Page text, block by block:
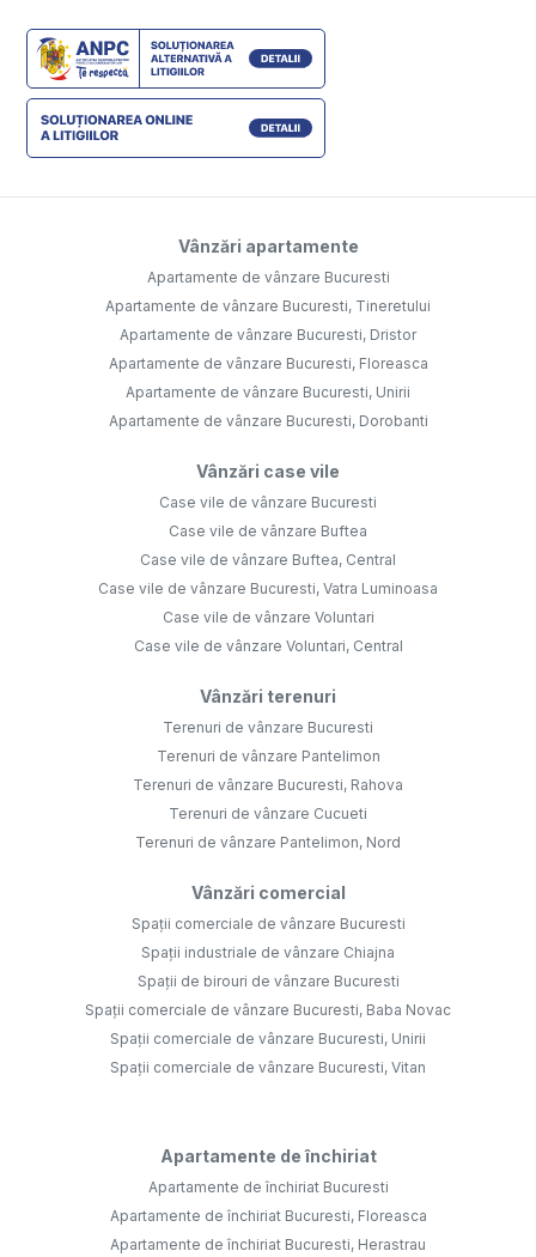
Vânzări apartamente
Apartamente de vânzare Bucuresti
Apartamente de vânzare Bucuresti, Tineretului
Apartamente de vânzare Bucuresti, Dristor
Apartamente de vânzare Bucuresti, Floreasca
Apartamente de vânzare Bucuresti, Unirii
Apartamente de vânzare Bucuresti, Dorobanti
Vânzări case vile
Case vile de vânzare Bucuresti
Case vile de vânzare Buftea
Case vile de vânzare Buftea, Central
Case vile de vânzare Bucuresti, Vatra Luminoasa
Case vile de vânzare Voluntari
Case vile de vânzare Voluntari, Central
Vânzări terenuri
Terenuri de vânzare Bucuresti
Terenuri de vânzare Pantelimon
Terenuri de vânzare Bucuresti, Rahova
Terenuri de vânzare Cucueti
Terenuri de vânzare Pantelimon, Nord
Vânzări comercial
Spații comerciale de vânzare Bucuresti
Spații industriale de vânzare Chiajna
Spații de birouri de vânzare Bucuresti
Spații comerciale de vânzare Bucuresti, Baba Novac
Spații comerciale de vânzare Bucuresti, Unirii
Spații comerciale de vânzare Bucuresti, Vitan
Apartamente de închiriat
Apartamente de închiriat Bucuresti
Apartamente de închiriat Bucuresti, Floreasca
Apartamente de închiriat Bucuresti, Herastrau